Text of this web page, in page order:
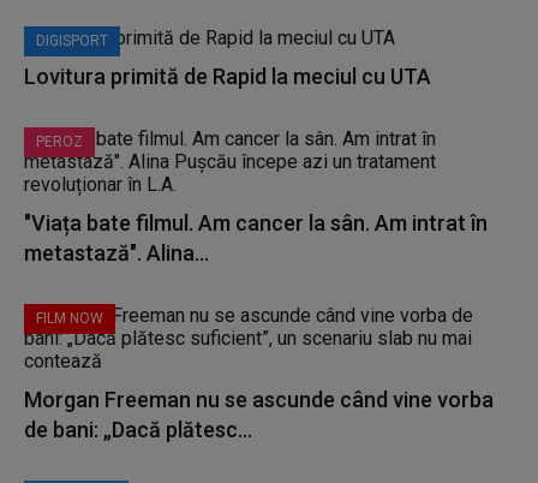
DIGISPORT
Lovitura primită de Rapid la meciul cu UTA
PEROZ
"Viața bate filmul. Am cancer la sân. Am intrat în
metastază". Alina...
FILM NOW
Morgan Freeman nu se ascunde când vine vorba
de bani: „Dacă plătesc...